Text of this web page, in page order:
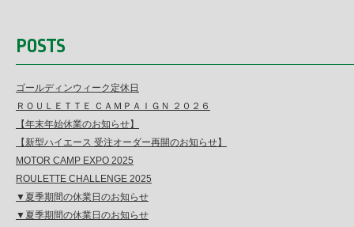
POSTS
ゴールディンウィーク定休日
ＲＯＵＬＥＴＴＥ ＣＡＭＰＡＩＧＮ ２０２６
【年末年始休業のお知らせ】
【新型ハイエース 受注オーダー再開のお知らせ】
MOTOR CAMP EXPO 2025
ROULETTE CHALLENGE 2025
▼夏季期間の休業日のお知らせ
▼夏季期間の休業日のお知らせ